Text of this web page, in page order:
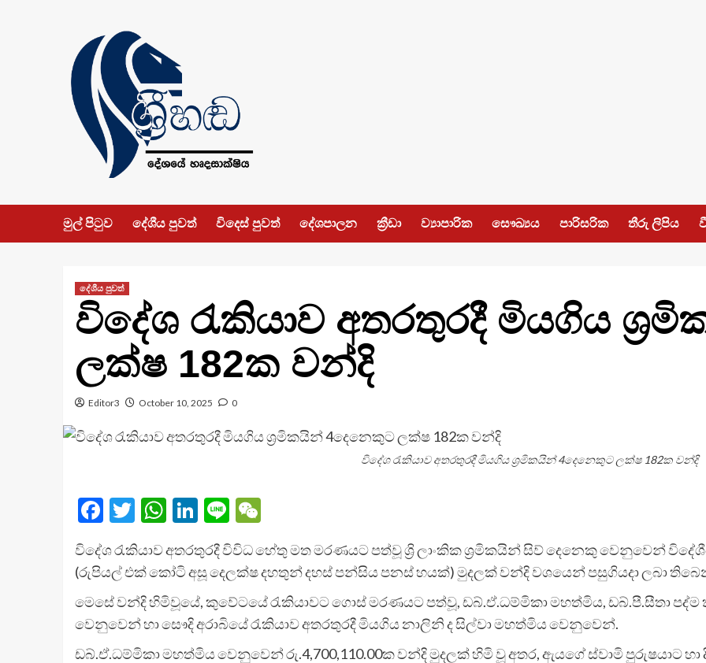
මුල් පිටුව දේශීය පුවත් විදෙස් පුවත් දේශපාලන ක්‍රීඩා ව්‍යාපාරික සෞඛ්‍යය පාරිසරික තීරු ලිපිය
දේශීය පුවත්
විදේශ රැකියාව අතරතුරදී මියගිය
ලක්ෂ 182ක වන්දි
Editor3 October 10, 2025 0
විදේශ රැකියාව අතරතුරදී මියගිය ශ්‍රමිකයින් 4දෙනෙකුට ලක්ෂ 182ක වන්දි
Facebook
Twitter
WhatsApp
LinkedIn
LineWeChat
විදේශ රැකියාව අතරතුරදී විවිධ හේතු මත මරණයට පත්වූ ශ්‍රි ලාංකික ශ්‍රමිකයින් සිව් දෙනෙකු වෙනුවෙන්
(රුපියල් එක් කෝටි අසූ දෙලක්ෂ දහතුන් දහස් පන්සිය පනස් හයක්) මුදලක් වන්දි වශයෙන් පසුගියදා ලබා
මෙසේ වන්දි හිමිවූයේ, කුවේටයේ රැකියාවට ගොස් මරණයට පත්වූ, ඩබ්.ඒ.ධම්මිකා මහත්මිය, ඩබ්.පී.සීතා පද්ම
වෙනුවෙන් හා සෞදි අරාබියේ රැකියාව අතරතුරදී මියගිය නාලිනි ද සිල්වා මහත්මිය වෙනුවෙන්.
ඩබ්.ඒ.ධම්මිකා මහත්මිය වෙනුවෙන් රු.4,700,110.00ක වන්දි මුදලක් හිමි වූ අතර, ඇයගේ ස්වාමි පුරුෂයාට